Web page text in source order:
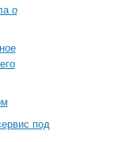
о
под